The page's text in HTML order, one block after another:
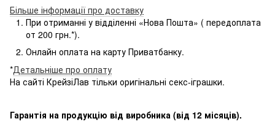
Більше інформації про доставку
При отриманні у відділенні «Нова Пошта» ( передоплата
от 200 грн.*).
Онлайн оплата на карту Приватбанку.
*Детальніше про оплату
На сайті КрейзіЛав тільки оригінальні секс-іграшки.
Гарантія на продукцію від виробника (від 12 місяців).